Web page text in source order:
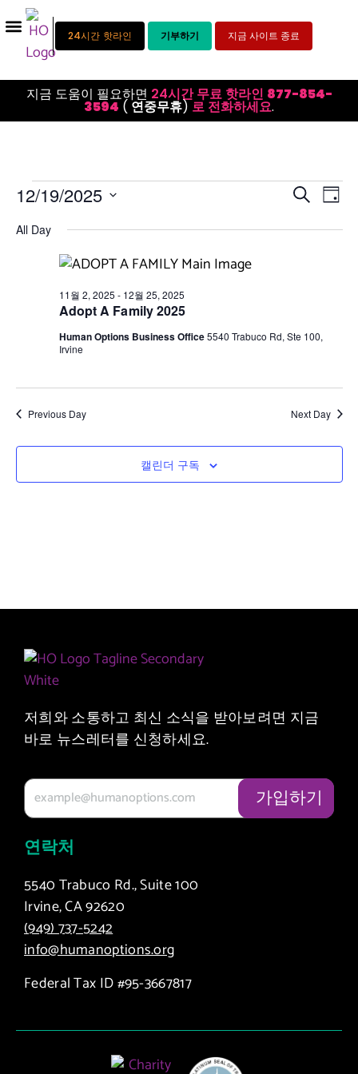
24시간 핫라인 기부하기 지금 사이트 종료
지금 도움이 필요하면 24시간 무료 핫라인 877-854-
3594 ( 연중무휴) 로 전화하세요.
이
벤
및
기
탐
색
검색 이
일
12/19/2025
짜
All Day
Adopt A Family 2025
11월 2, 2025 - 12월 25, 2025
Human Options Business Office5540 Trabuco Rd, Ste 100,
Irvine
Previous Day Next Day
캘린더 구독
저희와 소통하고 최신 소식을 받아보려면 지금
바로 뉴스레터를 신청하세요.
연락처
5540 Trabuco Rd., Suite 100
Irvine, CA 92620
(949) 737-5242
info@humanoptions.org
Federal Tax ID #95-3667817